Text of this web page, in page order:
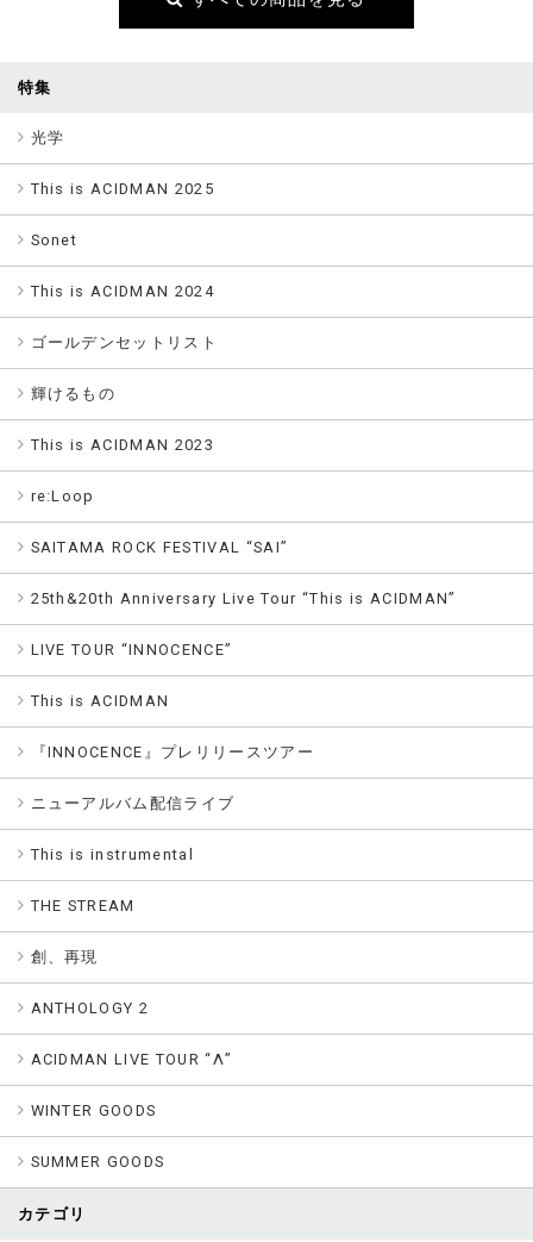
特集
光学
This is ACIDMAN 2025
Sonet
This is ACIDMAN 2024
ゴールデンセットリスト
輝けるもの
This is ACIDMAN 2023
re:Loop
SAITAMA ROCK FESTIVAL “SAI”
25th&20th Anniversary Live Tour “This is ACIDMAN”
LIVE TOUR “INNOCENCE”
This is ACIDMAN
『INNOCENCE』プレリリースツアー
ニューアルバム配信ライブ
This is instrumental
THE STREAM
創、再現
ANTHOLOGY 2
ACIDMAN LIVE TOUR “Λ”
WINTER GOODS
SUMMER GOODS
カテゴリ